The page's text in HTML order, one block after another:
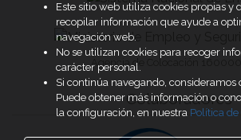
Agencia de Colocación
Colaboradores
Este sitio web utiliza cookies propias y
recopilar información que ayude a
navegación web.
No se utilizan cookies para recoger
carácter personal.
Si continúa navegando, consideramos
Puede obtener más información o
la configuración, en nuestra Política de